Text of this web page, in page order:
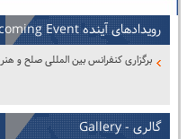
رویدادهای آینده Upcoming Event
برگزاری کنفرانس بین المللی صلح و هنرInternational Conference on Peace
گالری - Gallery